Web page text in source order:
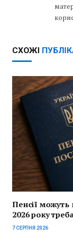
СХОЖІ
Пенсії
2026 року
7 СЕРПНЯ 2026